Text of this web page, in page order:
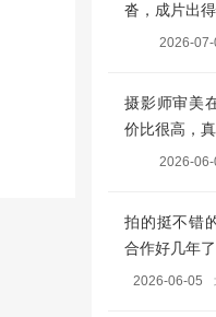
沓，成片出
2026-07-
摄影师审美
价比很高，
2026-06-
拍的挺不错
合作好几年
2026-06-05